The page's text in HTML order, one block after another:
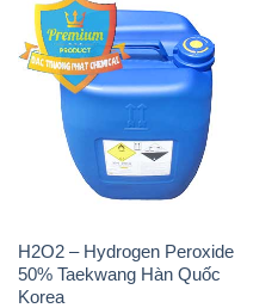
H2O2 – Hydrogen Peroxide
50% Taekwang Hàn Quốc
Korea